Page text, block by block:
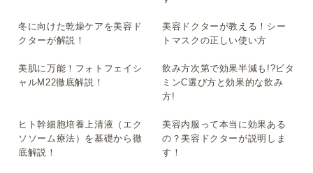
▶
冬に向けた乾燥ケアを美容ド
クターが解説！
▶
美容ドクターが教える！シー
トマスクの正しい使い方
▶
美肌に万能！フォトフェイシ
ャルM22徹底解説！
▶
飲み方次第で効果半減も!?ビタ
ミンC選び方と効果的な飲み
方!
▶
ヒト幹細胞培養上清液（エク
ソソーム療法）を基礎から徹
底解説！
▶
美容内服って本当に効果ある
の？美容ドクターが説明しま
す！